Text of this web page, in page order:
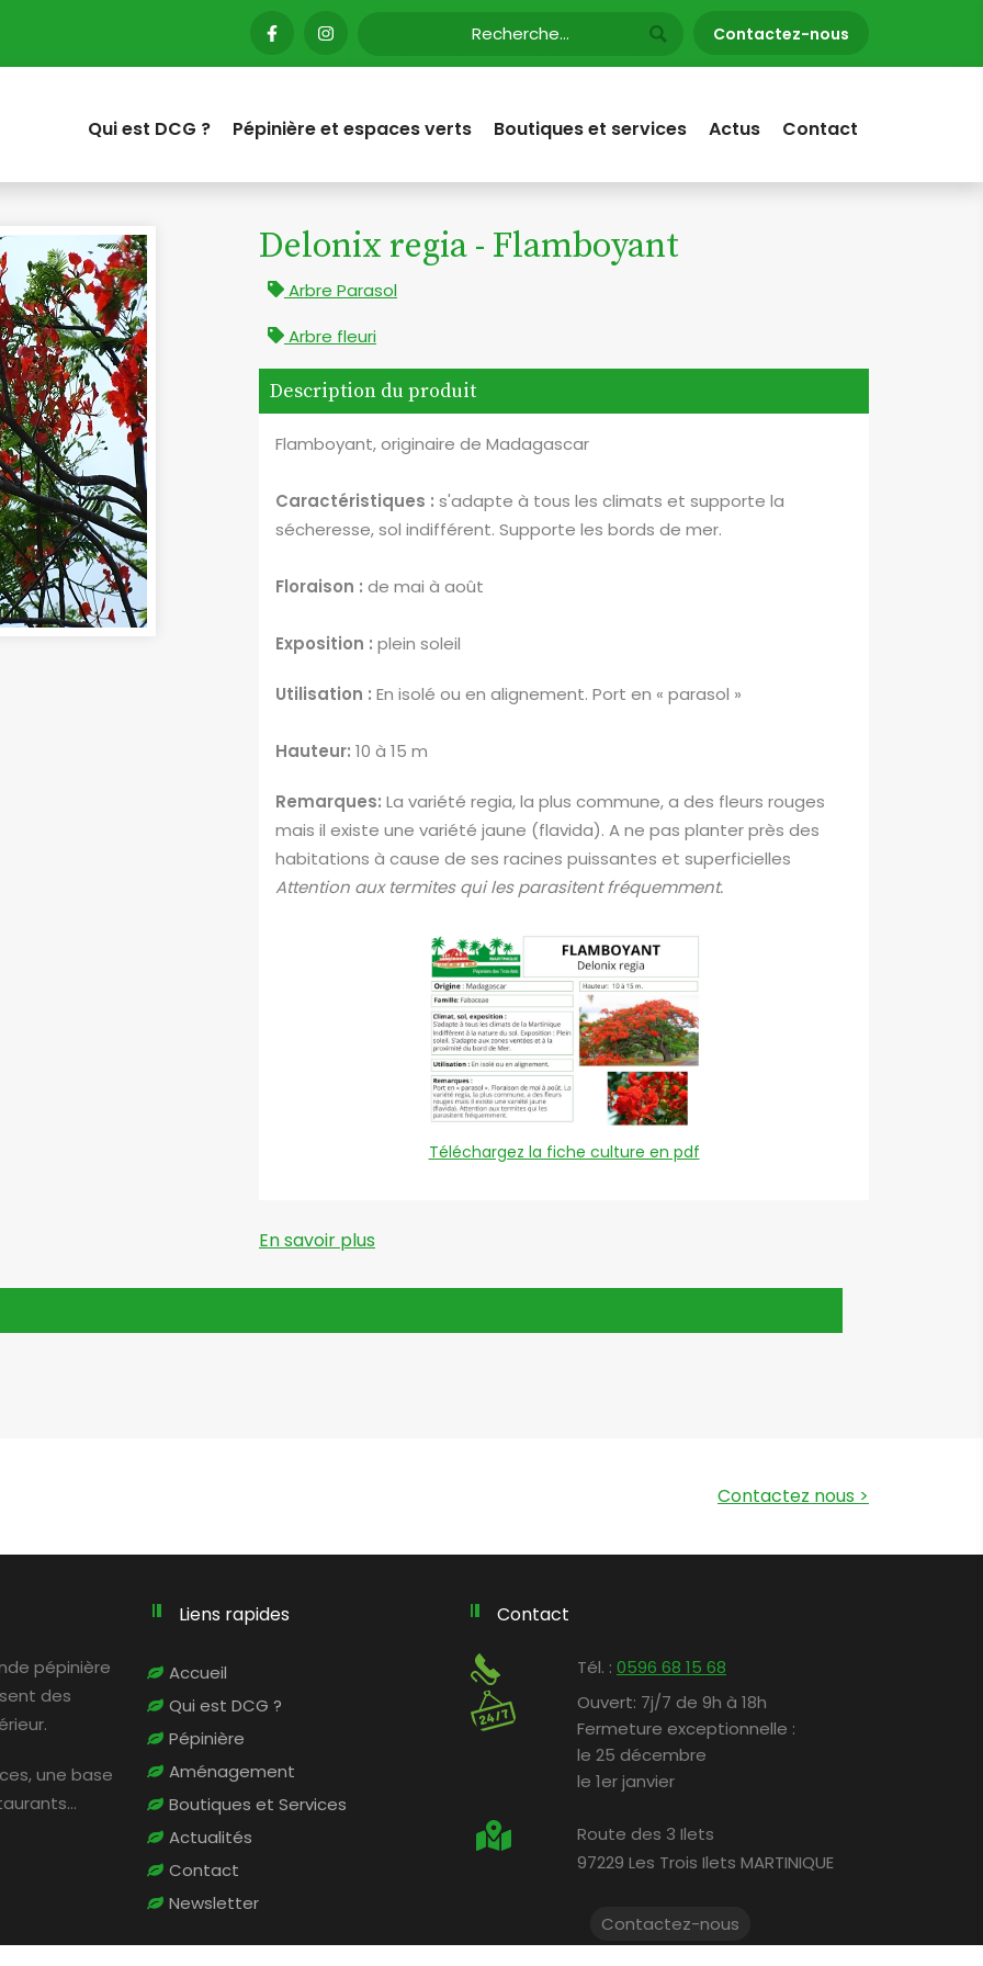
Contactez-nous
Qui est DCG ? Pépinière et espaces verts Boutiques et services Actus Contact
Delonix regia - Flamboyant
Arbre Parasol
Arbre fleuri
Description du produit
Flamboyant, originaire de Madagascar
Caractéristiques : s'adapte à tous les climats et supporte la
sécheresse, sol indifférent. Supporte les bords de mer.
Floraison : de mai à août
Exposition : plein soleil
Utilisation : En isolé ou en alignement. Port en « parasol »
Hauteur: 10 à 15 m
Remarques: La variété regia, la plus commune, a des fleurs rouges
mais il existe une variété jaune (flavida). A ne pas planter près des
habitations à cause de ses racines puissantes et superficielles
Attention aux termites qui les parasitent fréquemment.
Téléchargez la fiche culture en pdf
En savoir plus
Contactez nous >
pépinière
des
une base
Liens rapides
Accueil
Qui est DCG ?
Pépinière
Aménagement
Boutiques et Services
Actualités
Contact
Newsletter
Contact
Tél. : 0596 68 15 68
Ouvert: 7j/7 de 9h à 18h
Fermeture exceptionnelle :
le 25 décembre
le 1er janvier
Route des 3 Ilets
97229 Les Trois Ilets MARTINIQUE
Contactez-nous